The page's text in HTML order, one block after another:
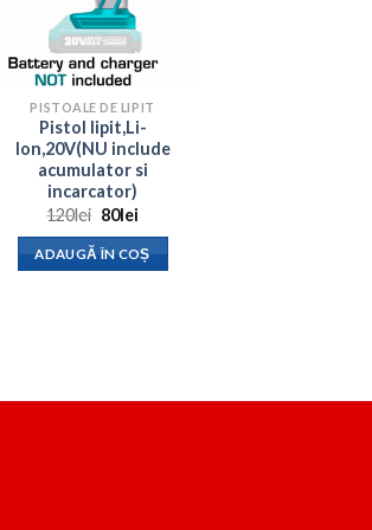
PISTOALE DE LIPIT
Pistol lipit,Li-
Ion,20V(NU include
acumulator si
incarcator)
120lei Prețul
a
fost:
80leiPrețul
este:
80lei.
ADAUGĂ ÎN COȘ